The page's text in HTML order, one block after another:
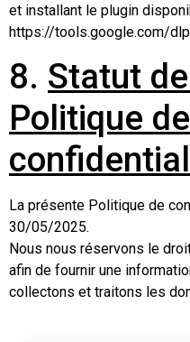
et installant le plugin
https://tools.google.com/
8. Statut
Politique de
La présente Politique de
30/05/2025.
Nous nous réservons le
afin de fournir une
collectons et traitons les